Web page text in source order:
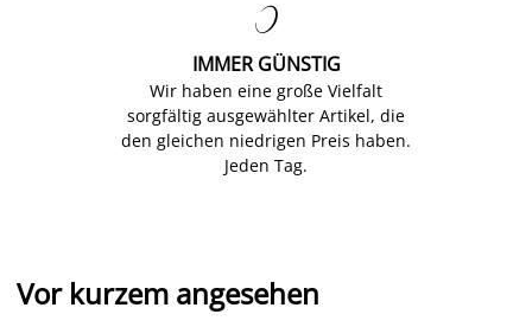

IMMER GÜNSTIG
Wir haben eine große Vielfalt
sorgfältig ausgewählter Artikel, die
den gleichen niedrigen Preis haben.
Jeden Tag.
Vor kurzem angesehen